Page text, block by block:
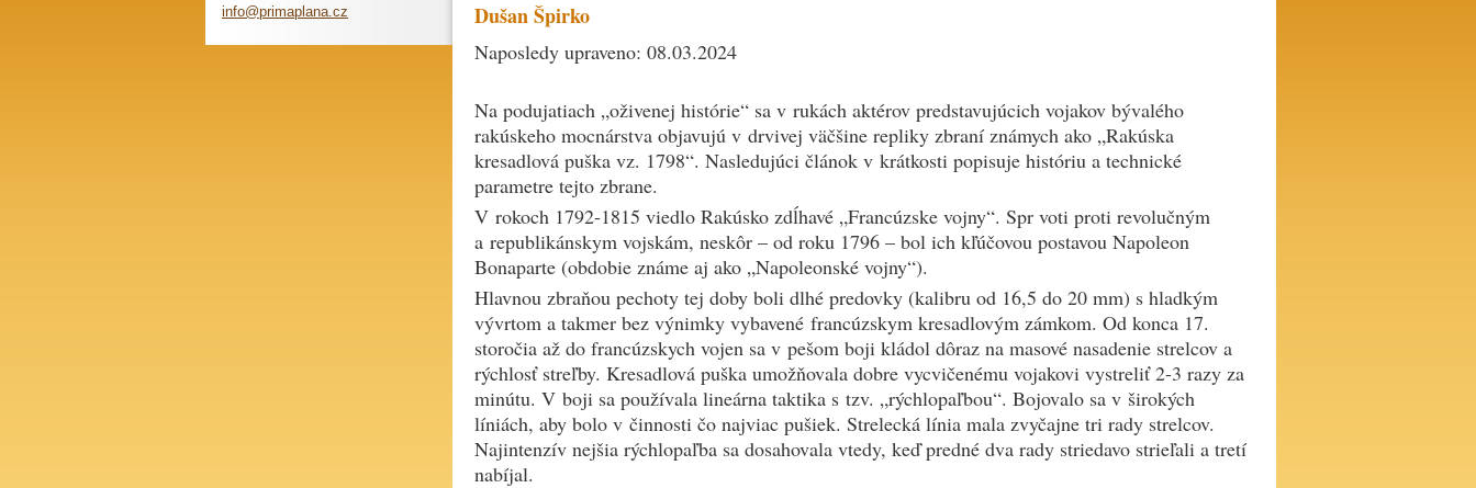
Dušan Špirko
Naposledy upraveno: 08.03.2024
Na podujatiach „oživenej histórie“ sa v rukách aktérov predstavujúcich vojakov bývalého
rakúskeho mocnárstva objavujú v drvivej väčšine repliky zbraní známych ako „Rakúska
kresadlová puška vz. 1798“. Nasledujúci článok v krátkosti popisuje históriu a technické
parametre tejto zbrane.
V rokoch 1792-1815 viedlo Rakúsko zdĺhavé „Francúzske vojny“. Spr voti proti revolučným
a republikánskym vojskám, neskôr – od roku 1796 – bol ich kľúčovou postavou Napoleon
Bonaparte (obdobie známe aj ako „Napoleonské vojny“).
Hlavnou zbraňou pechoty tej doby boli dlhé predovky (kalibru od 16,5 do 20 mm) s hladkým
vývrtom a takmer bez výnimky vybavené francúzskym kresadlovým zámkom. Od konca 17.
storočia až do francúzskych vojen sa v pešom boji kládol dôraz na masové nasadenie strelcov a
rýchlosť streľby. Kresadlová puška umožňovala dobre vycvičenému vojakovi vystreliť 2-3 razy za
minútu. V boji sa používala lineárna taktika s tzv. „rýchlopaľbou“. Bojovalo sa v širokých
líniách, aby bolo v činnosti čo najviac pušiek. Strelecká línia mala zvyčajne tri rady strelcov.
Najintenzív nejšia rýchlopaľba sa dosahovala vtedy, keď predné dva rady striedavo strieľali a tretí
nabíjal.
info@primaplana.cz